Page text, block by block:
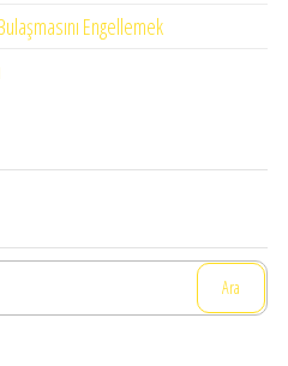
Engellemek